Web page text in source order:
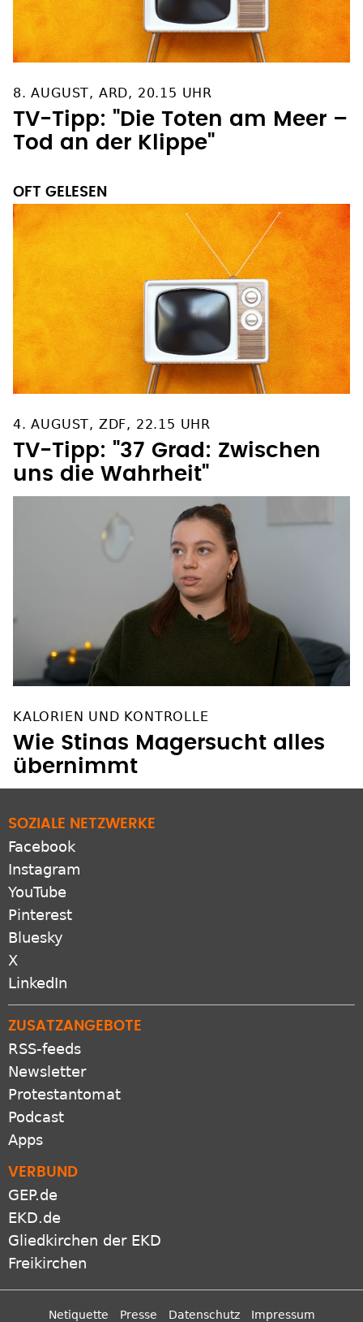
8. AUGUST, ARD, 20.15 UHR
TV-Tipp: "Die Toten am Meer –
Tod an der Klippe"
OFT GELESEN
4. AUGUST, ZDF, 22.15 UHR
TV-Tipp: "37 Grad: Zwischen
uns die Wahrheit"
KALORIEN UND KONTROLLE
Wie Stinas Magersucht alles
übernimmt
SOZIALE NETZWERKE
Facebook
Instagram
YouTube
Pinterest
Bluesky
X
LinkedIn
ZUSATZANGEBOTE
RSS-feeds
Newsletter
Protestantomat
Podcast
Apps
VERBUND
GEP.de
EKD.de
Gliedkirchen der EKD
Freikirchen
Netiquette Presse Datenschutz Impressum